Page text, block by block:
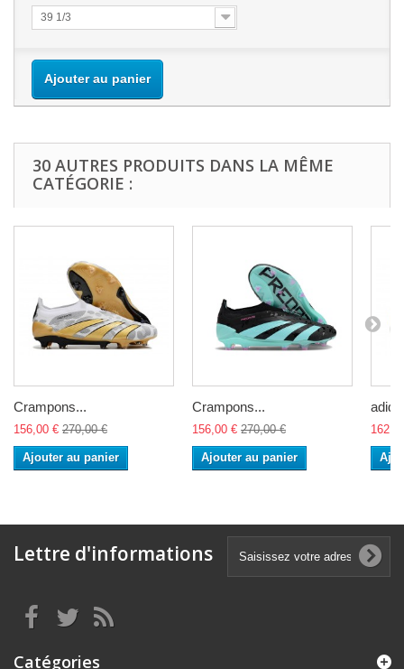
39 1/3
Ajouter au panier
30 AUTRES PRODUITS DANS LA MÊME
CATÉGORIE :
Crampons...
156,00 € 270,00 €
Ajouter au panier
Crampons...
156,00 € 270,00 €
Ajouter au panier
Lettre d'informations
Catégories